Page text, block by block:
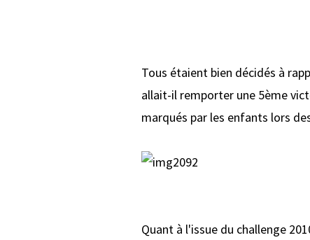
Tous étaient bien décidés à
allait-il remporter une 5ème
marqués par les enfants lors
Quant à l'issue du challenge